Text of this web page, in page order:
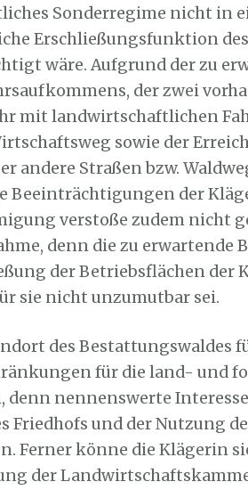
Sonderregime nicht in
Erschließungsfunktion
wäre. Aufgrund der zu
der zwei
mit landwirtschaftlichen
sowie der
andere Straßen bzw.
Beeinträchtigungen der
verstoße zudem nicht
denn die zu erwartende
der Betriebsflächen der
sie nicht unzumutbar sei.
des Bestattungswaldes
für die land- und
denn nennenswerte
Friedhofs und der Nutzung
Ferner könne die Klägerin
der